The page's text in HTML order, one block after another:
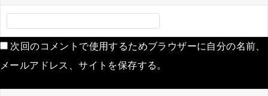
次回のコメントで使用するためブラウザーに自分の名前、
メールアドレス、サイトを保存する。